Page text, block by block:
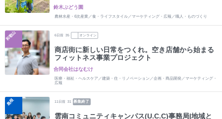
鈴木ぶどう園
農林水産・6次産業／食・ライフスタイル／マーケティング・広報／職人・ものづくり
和歌山 6 日前 35 オンライン
商店街に新しい日常をつくれ。空き店舗から始まる
フィットネス事業プロジェクト
合同会社はなむけ
医療・福祉・ヘルスケア／建築・住・リノベーション／企画・商品開発／マーケティング・
広報
島根 11 日前 31 募集終了
雲南コミュニティキャンパス(U.C.C)事務局|地域と